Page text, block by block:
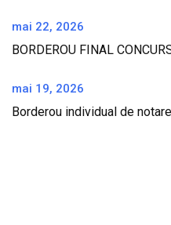
mai 22, 2026
BORDEROU FINAL
mai 19, 2026
Borderou individual de